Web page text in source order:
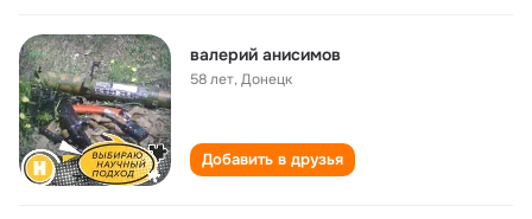
валерий анисимов
58 лет,Донецк
Добавить в друзья